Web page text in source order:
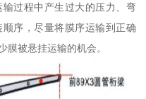
过程中产生过大的压力、弯
序，尽量将膜序运输到正确
膜被悬挂运输的机会。